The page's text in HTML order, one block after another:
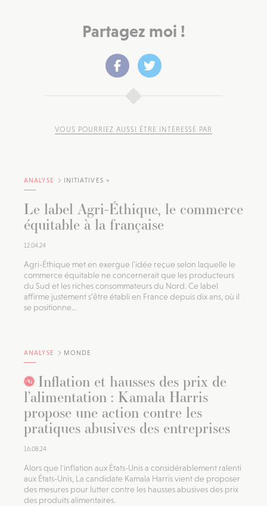
Partagez moi !
VOUS POURRIEZ AUSSI ÊTRE INTÉRESSÉ PAR
ANALYSE INITIATIVES +
Le label Agri-Éthique, le commerce
équitable à la française
12.04.24
Agri-Éthique met en exergue l’idée reçue selon laquelle le
commerce équitable ne concernerait que les producteurs
du Sud et les riches consommateurs du Nord. Ce label
affirme justement s’être établi en France depuis dix ans, où il
se positionne...
ANALYSE MONDE
Inflation et hausses des prix de
l’alimentation : Kamala Harris
propose une action contre les
pratiques abusives des entreprises
16.08.24
Alors que l'inflation aux États-Unis a considérablement ralenti
aux États-Unis, La candidate Kamala Harris vient de proposer
des mesures pour lutter contre les hausses abusives des prix
des produits alimentaires.